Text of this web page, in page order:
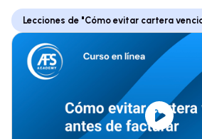
Lecciones de "Cómo evitar cartera